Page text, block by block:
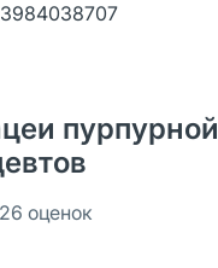
оценок